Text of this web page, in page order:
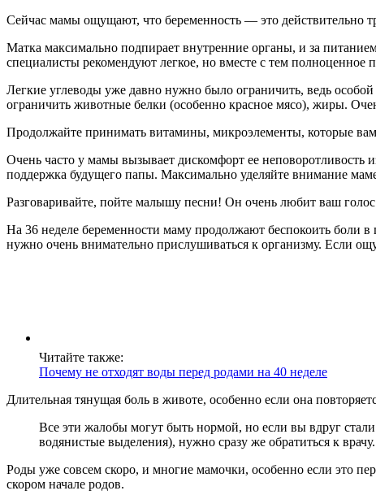
Сейчас мамы ощущают, что беременность — это действительно
Матка максимально подпирает внутренние органы, и за
специалисты рекомендуют легкое, но вместе с тем
Легкие углеводы уже давно нужно было ограничить, ведь
ограничить животные белки (особенно красное мясо), жиры.
Продолжайте принимать витамины, микроэлементы, которые вам
Очень часто у мамы вызывает дискомфорт ее неповоротливость
поддержка будущего папы. Максимально уделяйте внимание
Разговаривайте, пойте малышу песни! Он очень любит ваш
На 36 неделе беременности маму продолжают беспокоить боли
нужно очень внимательно прислушиваться к организму. Если
Читайте также:
Почему не отходят воды перед родами на 40 неделе
Длительная тянущая боль в животе, особенно если она
Все эти жалобы могут быть нормой, но если вы вдруг
водянистые выделения), нужно сразу же обратиться к врачу.
Роды уже совсем скоро, и многие мамочки, особенно если это
скором начале родов.